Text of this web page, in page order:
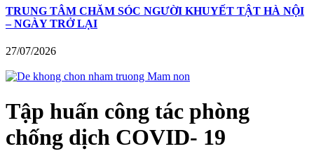
TRUNG TÂM CHĂM SÓC NGƯỜI KHUYẾT TẬT HÀ NỘI
– NGÀY TRỞ LẠI
27/07/2026
Tập huấn công tác phòng
chống dịch COVID- 19